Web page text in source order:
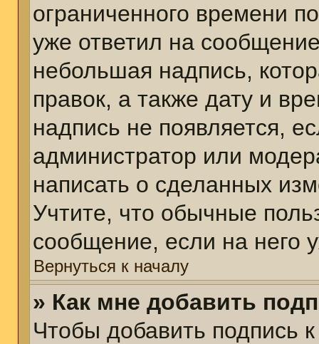
ограниченного времени
уже ответил на
небольшая надпись,
правок, а также дату и
надпись не появляется,
администратор или
написать о сделанных
Учтите, что обычные
сообщение, если на него
Вернуться к началу
» Как мне добавить
Чтобы добавить